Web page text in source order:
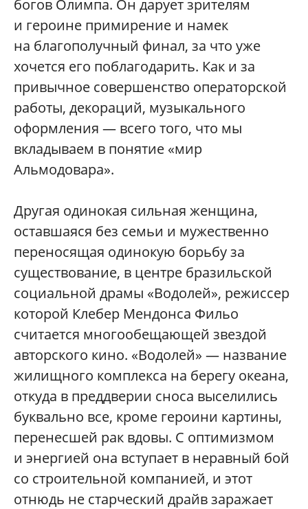
богов Олимпа. Он дарует зрителям
и героине примирение и намек
на благополучный финал, за что уже
хочется его поблагодарить. Как и за
привычное совершенство операторской
работы, декораций, музыкального
оформления — всего того, что мы
вкладываем в понятие «мир
Альмодовара».
Другая одинокая сильная женщина,
оставшаяся без семьи и мужественно
переносящая одинокую борьбу за
существование, в центре бразильской
социальной драмы «Водолей», режиссер
которой Клебер Мендонса Фильо
считается многообещающей звездой
авторского кино. «Водолей» — название
жилищного комплекса на берегу океана,
откуда в преддверии сноса выселились
буквально все, кроме героини картины,
перенесшей рак вдовы. С оптимизмом
и энергией она вступает в неравный бой
со строительной компанией, и этот
отнюдь не старческий драйв заражает